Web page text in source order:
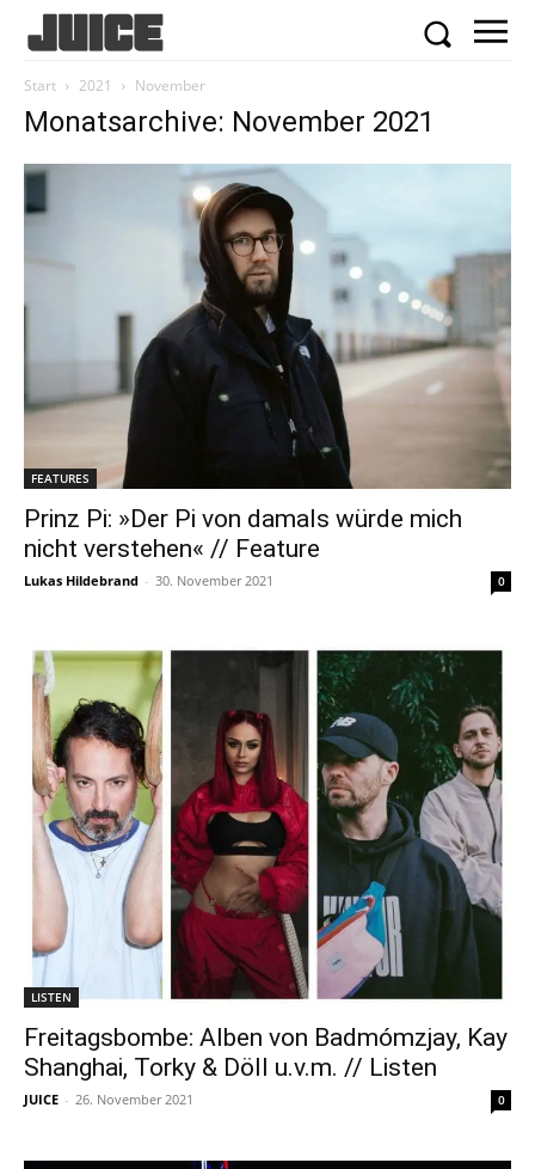
Start 2021 November
Monatsarchive: November 2021
FEATURES
Prinz Pi: »Der Pi von damals würde mich
nicht verstehen« // Feature
Lukas Hildebrand - 30. November 2021 0
LISTEN
Freitagsbombe: Alben von Badmómzjay, Kay
Shanghai, Torky & Döll u.v.m. // Listen
JUICE - 26. November 2021 0